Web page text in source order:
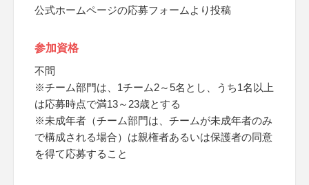
公式ホームページの応募フォームより投稿
参加資格
不問
※チーム部門は、1チーム2～5名とし、うち1名以上
は応募時点で満13～23歳とする
※未成年者（チーム部門は、チームが未成年者のみ
で構成される場合）は親権者あるいは保護者の同意
を得て応募すること